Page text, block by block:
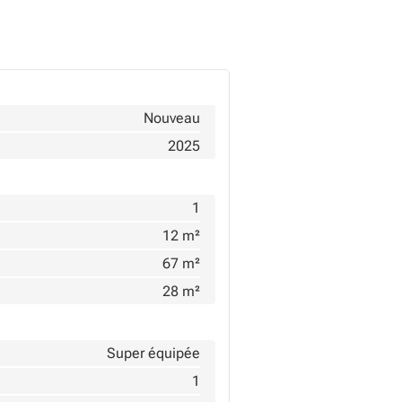
Nouveau
2025
1
12 m²
67 m²
28 m²
Super équipée
1